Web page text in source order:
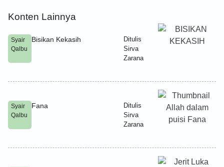
Konten Lainnya
Syair
Qalbu
Bisikan Kekasih
Ditulis
Sirva
Zarana
Syair
Qalbu
Fana
Ditulis
Sirva
Zarana